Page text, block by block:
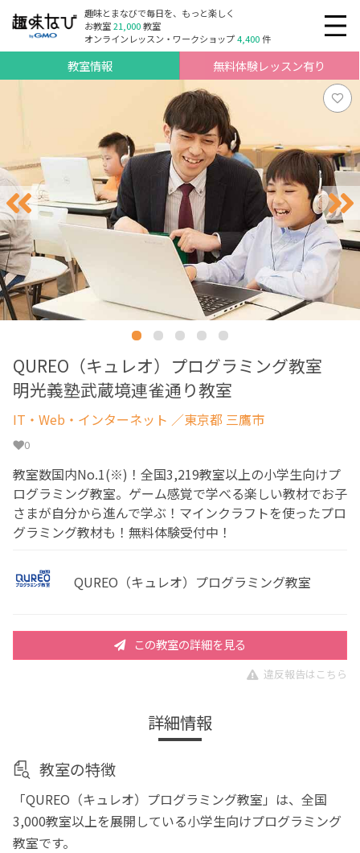
趣味とまなびで毎日を、もっと楽しく
お教室21,000教室
オンラインレッスン・ワークショップ4,400件
教室情報 無料体験レッスン有り
QUREO（キュレオ）プログラミング教室
明光義塾武蔵境連雀通り教室
IT・Web・インターネット ／東京都 三鷹市
0
教室数国内No.1(※)！全国3,219教室以上の小学生向けプ
ログラミング教室。ゲーム感覚で学べる楽しい教材でお子
さまが自分から進んで学ぶ！マインクラフトを使ったプロ
グラミング教材も！無料体験受付中！
QUREO（キュレオ）プログラミング教室
この教室の詳細を見る
違反報告はこちら
詳細情報
教室の特徴
「QUREO（キュレオ）プログラミング教室」は、全国
3,000教室以上を展開している小学生向けプログラミング
教室です。